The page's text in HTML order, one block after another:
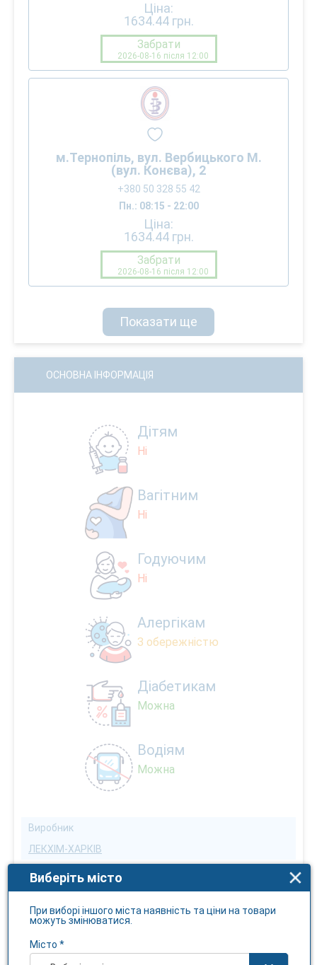
Ціна:
1634.44 грн.
Забрати
2026-08-16 після 12:00
м.Тернопіль, вул. Вербицького М.
(вул. Конєва), 2
+380 50 328 55 42
Пн.: 08:15 - 22:00
Ціна:
1634.44 грн.
Забрати
2026-08-16 після 12:00
Показати ще
ОСНОВНА ІНФОРМАЦІЯ
Дітям
Ні
Вагітним
Ні
Годуючим
Ні
Алергікам
З обережністю
Діабетикам
Можна
Водіям
Можна
Виробник
ЛЕКХІМ-ХАРКІВ
Ознака виробника
Вітчизняний
Країна виробника
Бренд
Виберіть місто
При виборі іншого міста наявність та ціни на товари
можуть змінюватися.
Місто *